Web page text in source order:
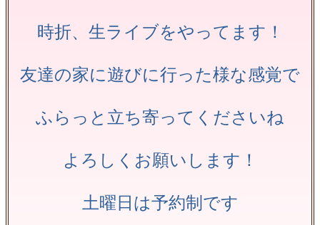
時折、生ライブをやってます！
友達の家に遊びに行った様な感覚で
ふらっと立ち寄ってくださいね
よろしくお願いします！
土曜日は予約制です